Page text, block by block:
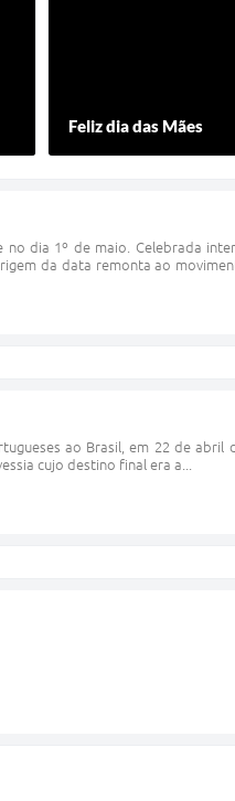
Feliz dia das Mães
dia 1º de maio. Celebrada
da data remonta ao
ao Brasil, em 22 de abril
cujo destino final era a...